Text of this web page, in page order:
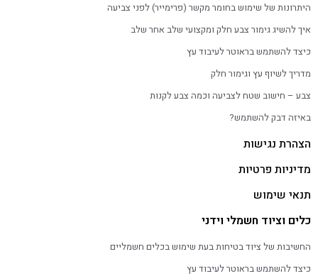
היתרונות של שימוש בחומר מקשר (פרימייר) לפני צביעה
איך להשיג גימור צבע חלק ומקצועי שלב אחר שלב
כיצד להשתמש בראוטר לעיבוד עץ
מדריך לשיוף עץ וגימור חלק
צבע – חישוב שטח לצביעה וכמה צבע לקנות
באיזה דבק להשתמש?
הצהרת נגישות
מדיניות פרטיות
תנאי שימוש
כלים וציוד חשמלי וידני
החשיבות של ציוד בטיחות בעת שימוש בכלים חשמליים
כיצד להשתמש בראוטר לעיבוד עץ